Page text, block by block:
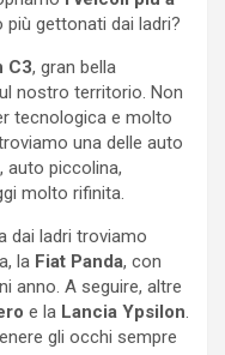
più gettonati dai ladri?
C3, gran bella
nostro territorio. Non
tecnologica e molto
una delle auto
, auto piccolina,
molto rifinita.
dai ladri troviamo
la Fiat Panda, con
anno. A seguire, altre
e la Lancia Ypsilon.
gli occhi sempre